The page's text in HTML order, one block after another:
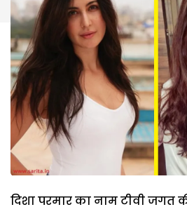
दिशा परमार का नाम टीवी जगत